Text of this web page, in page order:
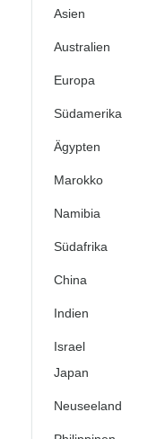
Asien
Australien
Europa
Südamerika
Ägypten
Marokko
Namibia
Südafrika
China
Indien
Israel
Japan
Neuseeland